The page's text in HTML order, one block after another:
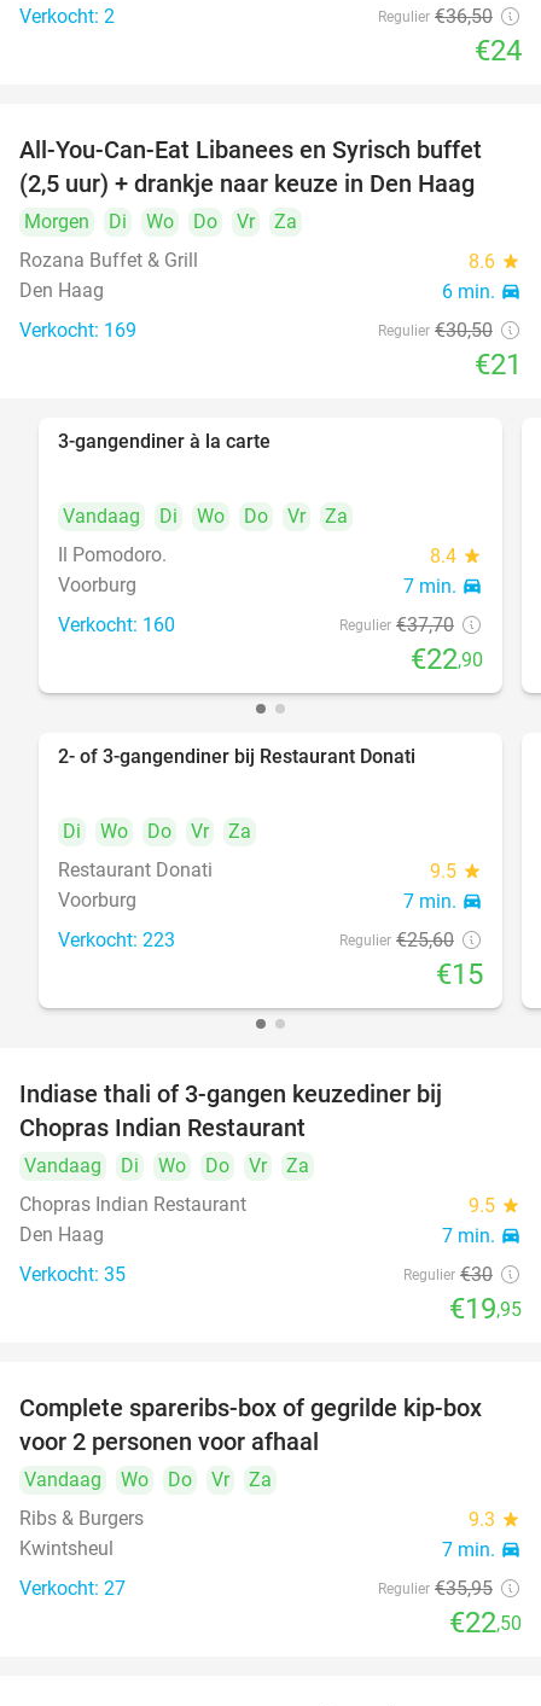
Verkocht: 2 Regulier €36,50
€24
31%
All-You-Can-Eat Libanees en Syrisch buffet
(2,5 uur) + drankje naar keuze in Den Haag
Morgen Di Wo Do Vr
Za
Rozana Buffet & Grill
8.6 star
Den Haag 6 min. directions_car
Verkocht: 169 Regulier €30,50
€21
3-gangendiner à la carte
Vandaag Di Wo Do Vr
Za
Il Pomodoro.
8.4 star
Voorburg 7 min. directions_car
Verkocht: 160 Regulier €37,70
€22,90
2- of 3-gangendiner bij Restaurant Donati
Di Wo Do Vr
Za
Restaurant Donati
9.5 star
Voorburg 7 min. directions_car
Verkocht: 223 Regulier €25,60
€15
Indiase thali of 3-gangen keuzediner bij
Chopras Indian Restaurant
Vandaag Di Wo Do Vr
Za
Chopras Indian Restaurant
9.5 star
Den Haag 7 min. directions_car
Verkocht: 35 Regulier €30
€19,95
37%
Complete spareribs-box of gegrilde kip-box
voor 2 personen voor afhaal
Vandaag Wo Do Vr
Za
Ribs & Burgers
9.3 star
Kwintsheul 7 min. directions_car
Verkocht: 27 Regulier €35,95
€22,50